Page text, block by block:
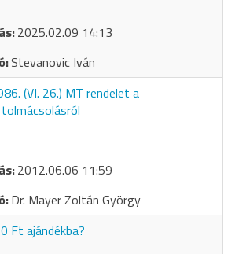
2025.02.09 14:13
Stevanovic Iván
(VI. 26.) MT rendelet a
2012.06.06 11:59
Dr. Mayer Zoltán György
Ft ajándékba?